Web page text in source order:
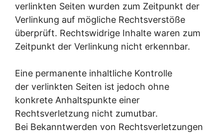
verlinkten Seiten wurden zum Zeitpunkt der
Verlinkung auf mögliche Rechtsverstöße
überprüft. Rechtswidrige Inhalte waren zum
Zeitpunkt der Verlinkung nicht erkennbar.
Eine permanente inhaltliche Kontrolle
der verlinkten Seiten ist jedoch ohne
konkrete Anhaltspunkte einer
Rechtsverletzung nicht zumutbar.
Bei Bekanntwerden von Rechtsverletzungen